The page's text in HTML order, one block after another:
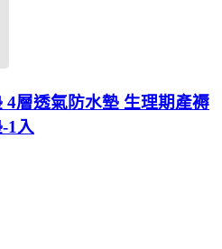
4層透氣防水墊 生理期產褥
1入